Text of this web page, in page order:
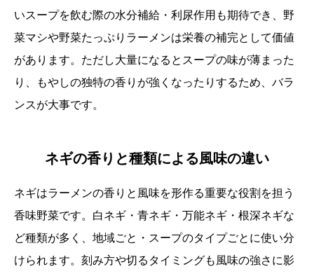
いスープを飲む際の水分補給・利尿作用も期待でき、野
菜マシや野菜たっぷりラーメンは栄養の補完として価値
があります。ただし大量になるとスープの味が薄まった
り、もやしの独特の香りが強くなったりするため、バラ
ンスが大事です。
ネギの香りと種類による風味の違い
ネギはラーメンの香りと風味を形作る重要な役割を担う
香味野菜です。白ネギ・青ネギ・万能ネギ・根深ネギな
ど種類が多く、地域ごと・スープのタイプごとに使い分
けられます。刻み方や切るタイミングも風味の強さに影